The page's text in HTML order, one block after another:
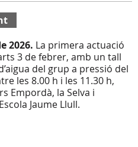
2026. La primera actuació
3 de febrer, amb un tall
del grup a pressió del
les 8.00 h i les 11.30 h,
Empordà, la Selva i
Jaume Llull.